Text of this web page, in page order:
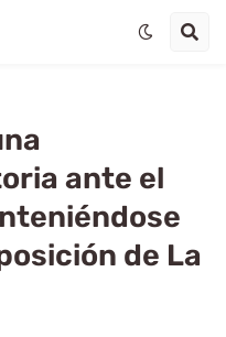
ante el
de La